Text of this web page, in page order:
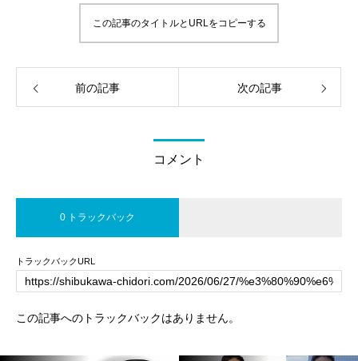
この記事のタイトルとURLをコピーする
前の記事 次の記事
コメント
0 トラックバック
トラックバックURL
この記事へのトラックバックはありません。